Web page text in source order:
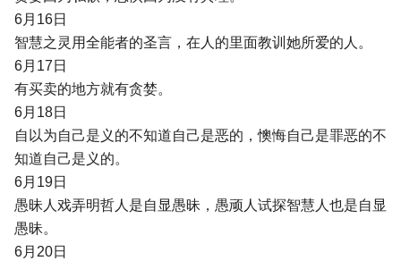
6月16日
智慧之灵用全能者的圣言，在人的里面教训她所爱的人。
6月17日
有买卖的地方就有贪婪。
6月18日
自以为自己是义的不知道自己是恶的，懊悔自己是罪恶的不
知道自己是义的。
6月19日
愚昧人戏弄明哲人是自显愚昧，愚顽人试探智慧人也是自显
愚昧。
6月20日